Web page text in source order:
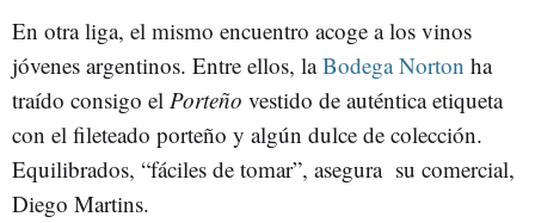
En otra liga, el mismo encuentro acoge a los vinos
jóvenes argentinos. Entre ellos, laBodega Norton ha
traído consigo el Porteño vestido de auténtica etiqueta
con el fileteado porteño y algún dulce de colección.
Equilibrados, “fáciles de tomar”, asegura su comercial,
Diego Martins.